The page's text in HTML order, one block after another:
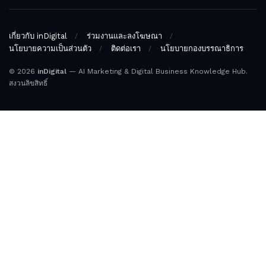
เกี่ยวกับ inDigital
ร่วมงานและลงโฆษณา
นโยบายความเป็นส่วนตัว
ติดต่อเรา นโยบายกองบรรณาธิการ
© 2026 inDigital — AI Marketing & Digital Business Knowledge Hub.
สงวนลิขสิทธิ์